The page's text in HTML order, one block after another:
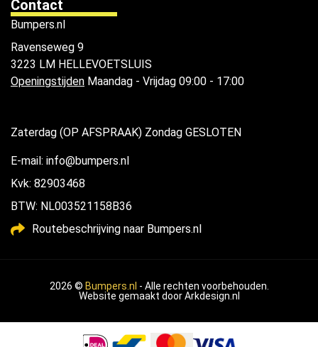
Contact
Bumpers.nl
Ravenseweg 9
3223 LM HELLEVOETSLUIS
Openingstijden Maandag - Vrijdag 09:00 - 17:00
Zaterdag (OP AFSPRAAK) Zondag GESLOTEN
E-mail: info@bumpers.nl
Kvk: 82903468
BTW: NL003521158B36
Routebeschrijving naar Bumpers.nl
2026 © Bumpers.nl - Alle rechten voorbehouden.
Website gemaakt doorArkdesign.nl